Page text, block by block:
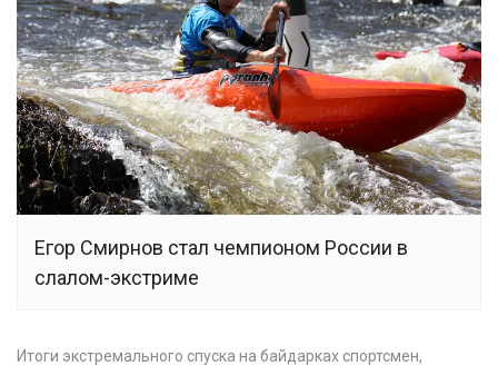
Егор Смирнов стал чемпионом России в
слалом-экстриме
Итоги экстремального спуска на байдарках спортсмен,